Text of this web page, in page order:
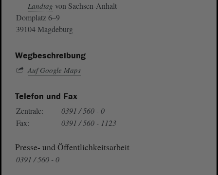
Landtag von Sachsen-Anhalt
Domplatz 6–9
39104 Magdeburg
Wegbeschreibung
Auf Google Maps
Telefon und Fax
Zentrale:
0391 / 560 - 0
Fax:
0391 / 560 - 1123
Presse- und Öffentlichkeitsarbeit
0391 / 560 - 0